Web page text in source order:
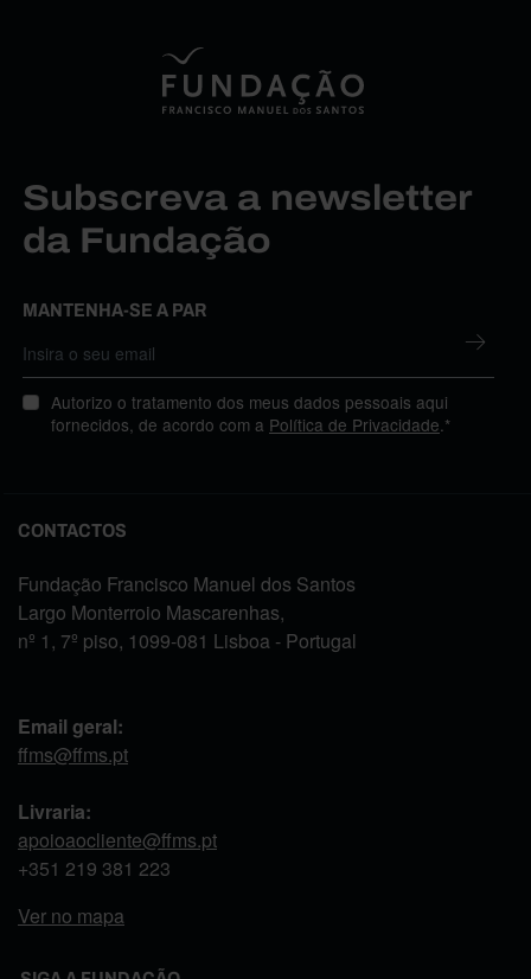
Subscreva a newsletter
da Fundação
MANTENHA-SE A PAR
Autorizo o tratamento dos meus dados pessoais aqui
fornecidos, de acordo com a Política de Privacidade.*
CONTACTOS
Fundação Francisco Manuel dos Santos
Largo Monterroio Mascarenhas,
nº 1, 7º piso, 1099-081 Lisboa - Portugal
Email geral:
ffms@ffms.pt
Livraria:
apoioaocliente@ffms.pt
+351 219 381 223
Ver no mapa